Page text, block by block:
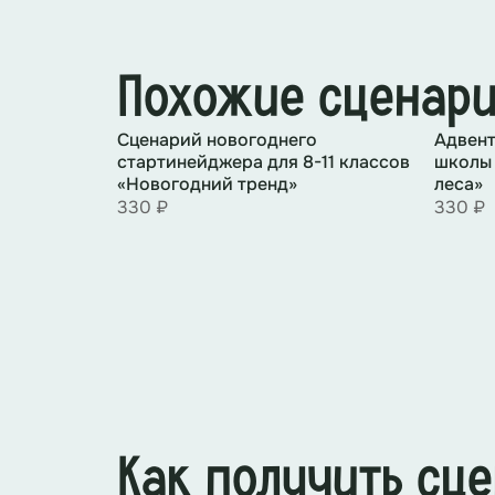
Любава:(задумывается)
Похожие
Cценарий новогоднего
стартинейджера для 8-11 классов
«Новогодний тренд»
330 ₽
школы
леса»
330 ₽
Как получить